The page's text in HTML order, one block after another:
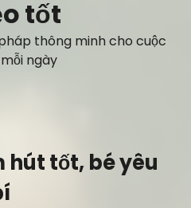
tốt
thông minh cho cuộc
ngày
hút tốt, bé yêu